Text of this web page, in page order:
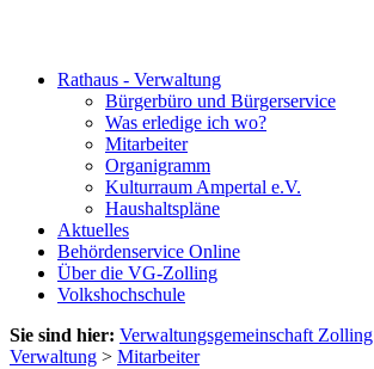
Rathaus - Verwaltung
Bürgerbüro und Bürgerservice
Was erledige ich wo?
Mitarbeiter
Organigramm
Kulturraum Ampertal e.V.
Haushaltspläne
Aktuelles
Behördenservice Online
Über die VG-Zolling
Volkshochschule
Sie sind hier: Verwaltungsgemeinschaft Zolling
Verwaltung > Mitarbeiter